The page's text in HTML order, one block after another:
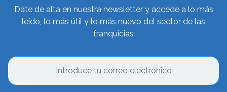
Date de alta en nuestra newsletter y accede a lo más
leído, lo más útil y lo más nuevo del sector de las
franquicias